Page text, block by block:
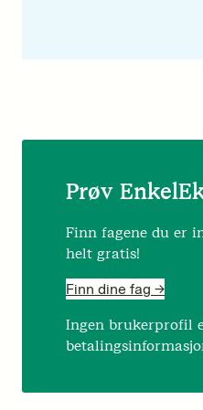
Prøv
Finn fagene du er
helt gratis!
Finn dine fag ->
Ingen brukerprofil